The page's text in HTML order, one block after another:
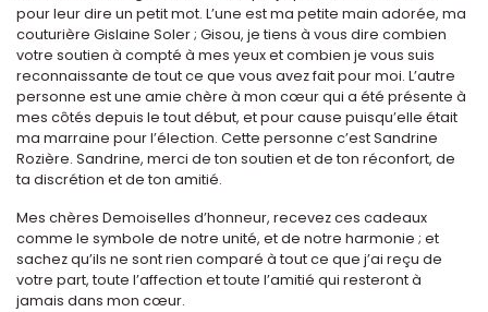
pour leur dire un petit mot. L’une est ma petite main adorée, ma
couturière Gislaine Soler ; Gisou, je tiens à vous dire combien
votre soutien à compté à mes yeux et combien je vous suis
reconnaissante de tout ce que vous avez fait pour moi. L’autre
personne est une amie chère à mon cœur qui a été présente à
mes côtés depuis le tout début, et pour cause puisqu’elle était
ma marraine pour l’élection. Cette personne c’est Sandrine
Rozière. Sandrine, merci de ton soutien et de ton réconfort, de
ta discrétion et de ton amitié.
Mes chères Demoiselles d’honneur, recevez ces cadeaux
comme le symbole de notre unité, et de notre harmonie ; et
sachez qu’ils ne sont rien comparé à tout ce que j’ai reçu de
votre part, toute l’affection et toute l’amitié qui resteront à
jamais dans mon cœur.